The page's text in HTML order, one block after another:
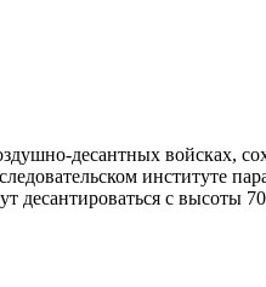
десантных войсках,
институте
с высоты